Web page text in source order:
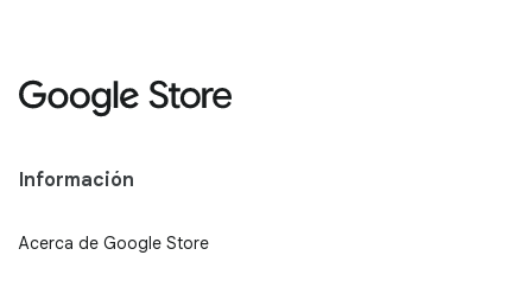
Información
Acerca de Google Store